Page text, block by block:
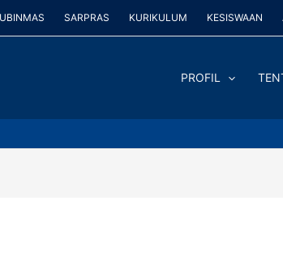
SARPRAS KURIKULUM KESISWAAN
PROFIL